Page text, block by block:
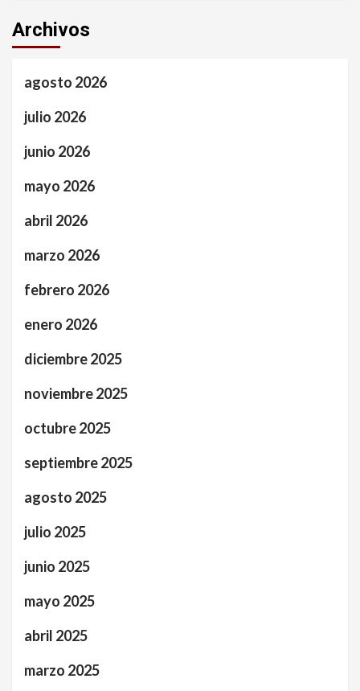
Archivos
agosto 2026
julio 2026
junio 2026
mayo 2026
abril 2026
marzo 2026
febrero 2026
enero 2026
diciembre 2025
noviembre 2025
octubre 2025
septiembre 2025
agosto 2025
julio 2025
junio 2025
mayo 2025
abril 2025
marzo 2025